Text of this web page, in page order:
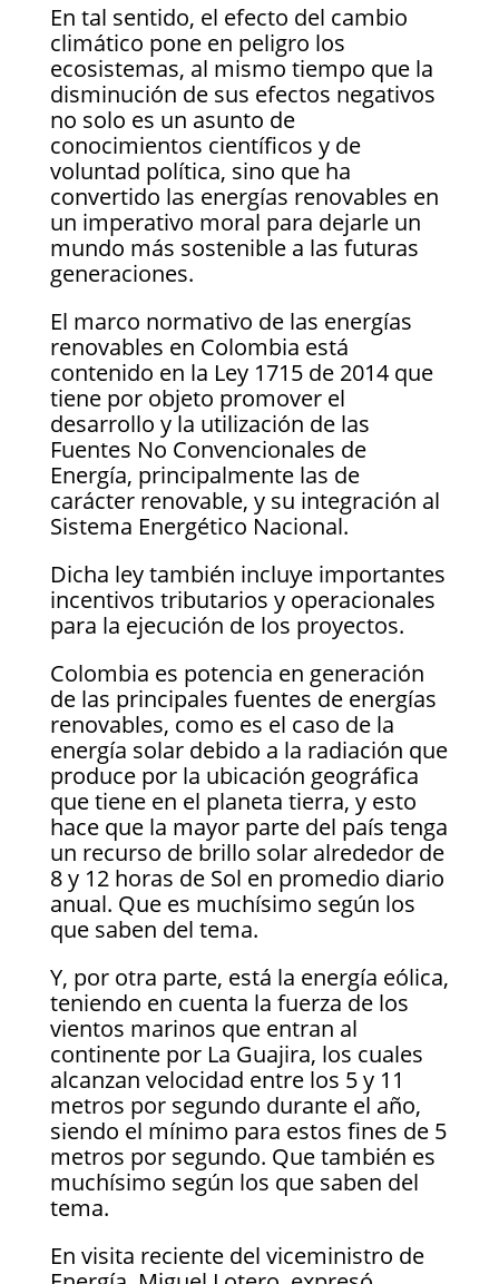
En tal sentido, el efecto del cambio
climático pone en peligro los
ecosistemas, al mismo tiempo que la
disminución de sus efectos negativos
no solo es un asunto de
conocimientos científicos y de
voluntad política, sino que ha
convertido las energías renovables en
un imperativo moral para dejarle un
mundo más sostenible a las futuras
generaciones.
El marco normativo de las energías
renovables en Colombia está
contenido en la Ley 1715 de 2014 que
tiene por objeto promover el
desarrollo y la utilización de las
Fuentes No Convencionales de
Energía, principalmente las de
carácter renovable, y su integración al
Sistema Energético Nacional.
Dicha ley también incluye importantes
incentivos tributarios y operacionales
para la ejecución de los proyectos.
Colombia es potencia en generación
de las principales fuentes de energías
renovables, como es el caso de la
energía solar debido a la radiación que
produce por la ubicación geográfica
que tiene en el planeta tierra, y esto
hace que la mayor parte del país tenga
un recurso de brillo solar alrededor de
8 y 12 horas de Sol en promedio diario
anual. Que es muchísimo según los
que saben del tema.
Y, por otra parte, está la energía eólica,
teniendo en cuenta la fuerza de los
vientos marinos que entran al
continente por La Guajira, los cuales
alcanzan velocidad entre los 5 y 11
metros por segundo durante el año,
siendo el mínimo para estos fines de 5
metros por segundo. Que también es
muchísimo según los que saben del
tema.
En visita reciente del viceministro de